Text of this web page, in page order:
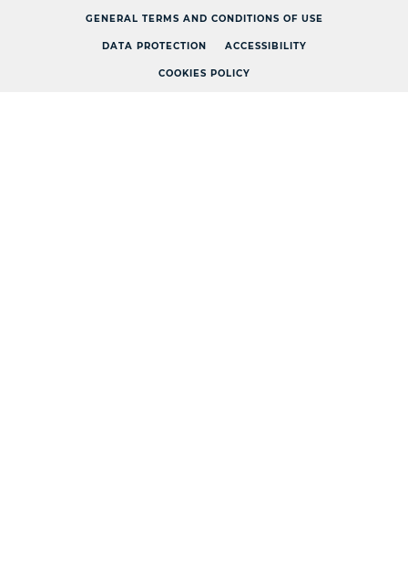
GENERAL TERMS AND CONDITIONS OF USE
DATA PROTECTION ACCESSIBILITY
COOKIES POLICY